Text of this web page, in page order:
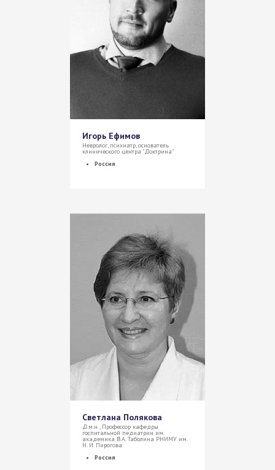
Игорь Ефимов
Невролог, психиатр, основатель
клинического центра "Доктрина"
Россия
Светлана Полякова
Д.м.н., Профессор кафедры
госпитальной педиатрии им.
академика В.А. Таболина РНИМУ им.
Н. И. Пирогова
Россия